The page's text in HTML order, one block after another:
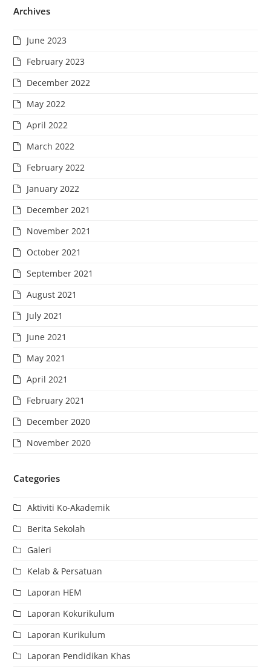
Archives
June 2023
February 2023
December 2022
May 2022
April 2022
March 2022
February 2022
January 2022
December 2021
November 2021
October 2021
September 2021
August 2021
July 2021
June 2021
May 2021
April 2021
February 2021
December 2020
November 2020
Categories
Aktiviti Ko-Akademik
Berita Sekolah
Galeri
Kelab & Persatuan
Laporan HEM
Laporan Kokurikulum
Laporan Kurikulum
Laporan Pendidikan Khas